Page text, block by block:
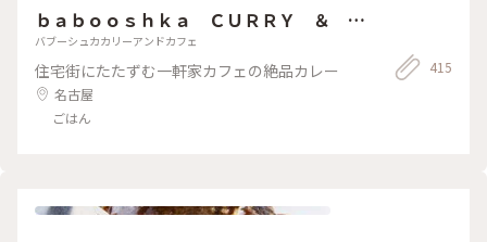
ｂａｂｏｏｓｈｋａ ＣＵＲＲＹ ＆ Ｃ
ＡＦＥ
バブーシュカカリーアンドカフェ
住宅街にたたずむ一軒家カフェの絶品カレー
名古屋
ごはん
415